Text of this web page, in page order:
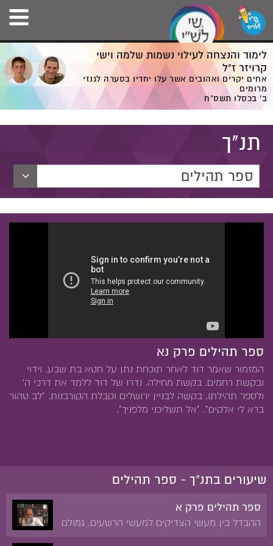
לימוד והנצחה לעילוי נשמות שלמה וישי
קרויזר ז”ל
אחים יקרים ואהובים אשר עלו יחדיו בסערה לגנזי
מרומים
ב' בכסלו תשס”ח
תנ"ך
ספר תהילים
ספר תהילים פרק נא
המזמור שאמר דוד לאחר תוכחת נתן על חטא בת שבע. וידוי
ובקשת רחמים. בקשת מחילה. נדרו של דוד ללמד את דרכי ה'
ולספר תהילתו. בקשה לבניין ירושלים וקבלת הקורבנות. "לב טהור
ברא לי אלקים". "אל תשליכני מלפניך".
שיעורים בתנ"ך - ספר תהילים
ספר תהילים פרק א
ההבדל בין מעשי הצדיקים למעשי הרשעים. גמולם